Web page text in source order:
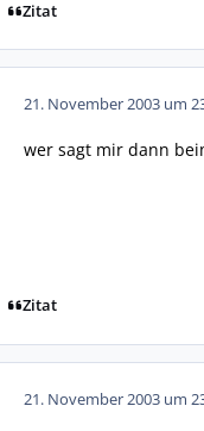
Zitat
21. November 2003 um
wer sagt mir dann
Zitat
21. November 2003 um